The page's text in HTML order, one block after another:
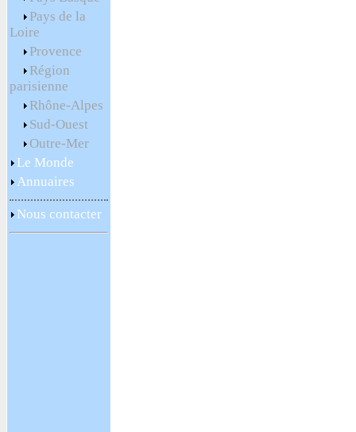
Pays de la
Loire
Provence
Région
parisienne
Rhône-Alpes
Sud-Ouest
Outre-Mer
Le Monde
Annuaires
Nous contacter